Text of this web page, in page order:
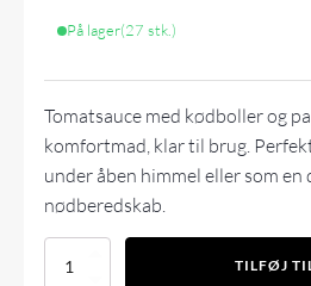
På lager(27 stk.)
Tomatsauce med kødboller og
komfortmad, klar til brug.
under åben himmel eller som en
nødberedskab.
Food
TILFØJ